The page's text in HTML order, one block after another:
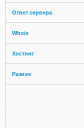
Ответ сервера
Whois
Хостинг
Разное